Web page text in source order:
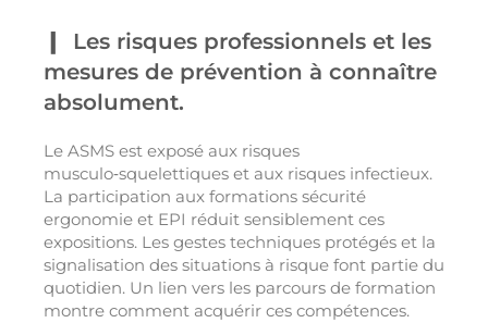
Les risques professionnels et les
mesures de prévention à connaître
absolument.
Le ASMS est exposé aux risques
musculo‑squelettiques et aux risques infectieux.
La participation aux formations sécurité
ergonomie et EPI réduit sensiblement ces
expositions. Les gestes techniques protégés et la
signalisation des situations à risque font partie du
quotidien. Un lien vers les parcours de formation
montre comment acquérir ces compétences.